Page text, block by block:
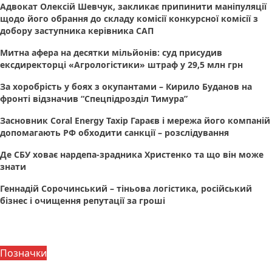
Адвокат Олексій Шевчук, закликає припинити маніпуляції
щодо його обрання до складу комісії конкурсної комісії з
добору заступника керівника САП
Митна афера на десятки мільйонів: суд присудив
ексдиректорці «Агрологістики» штраф у 29,5 млн грн
За хоробрість у боях з окупантами – Кирило Буданов на
фронті відзначив “Спецпідрозділ Тимура”
Засновник Coral Energy Тахір Гараєв і мережа його компаній
допомагають РФ обходити санкції – розслідування
Де СБУ ховає нардепа-зрадника Христенко та що він може
знати
Геннадій Сорочинський – тіньова логістика, російський
бізнес і очищення репутації за гроші
Позначки